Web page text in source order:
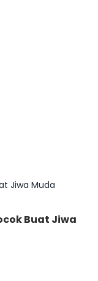
Jiwa Muda
Buat Jiwa